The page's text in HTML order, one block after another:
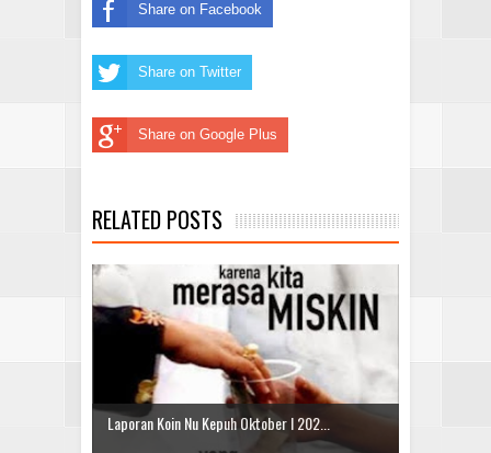
Share on Facebook
Share on Twitter
Share on Google Plus
RELATED POSTS
Laporan Koin Nu Kepuh Oktober I 202...